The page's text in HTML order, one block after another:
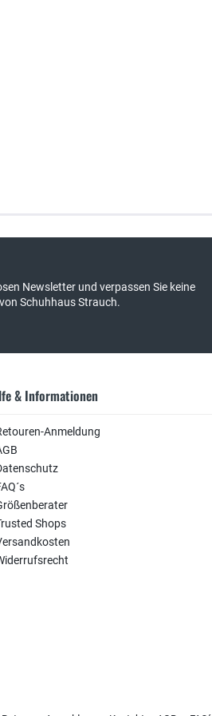
Newsletter und verpassen Sie keine
Schuhhaus Strauch.
& Informationen
Anmeldung
Shops